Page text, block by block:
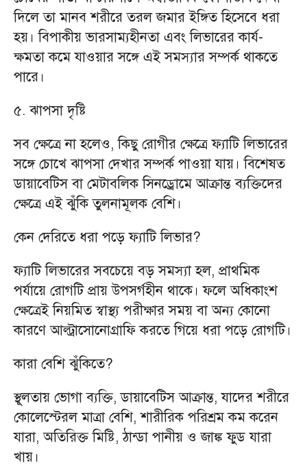
দিলে তা মানব শরীরে তরল জমার ইঙ্গিত হিসেবে ধরা
হয়। বিপাকীয় ভারসাম্যহীনতা এবং লিভারের কার্য-
ক্ষমতা কমে যাওয়ার সঙ্গে এই সমস্যার সম্পর্ক থাকতে
পারে।
৫. ঝাপসা দৃষ্টি
সব ক্ষেত্রে না হলেও, কিছু রোগীর ক্ষেত্রে ফ্যাটি লিভারের
সঙ্গে চোখে ঝাপসা দেখার সম্পর্ক পাওয়া যায়। বিশেষত
ডায়াবেটিস বা মেটাবলিক সিনড্রোমে আক্রান্ত ব্যক্তিদের
ক্ষেত্রে এই ঝুঁকি তুলনামূলক বেশি।
কেন দেরিতে ধরা পড়ে ফ্যাটি লিভার?
ফ্যাটি লিভারের সবচেয়ে বড় সমস্যা হল, প্রাথমিক
পর্যায়ে রোগটি প্রায় উপসর্গহীন থাকে। ফলে অধিকাংশ
ক্ষেত্রেই নিয়মিত স্বাস্থ্য পরীক্ষার সময় বা অন্য কোনো
কারণে আল্ট্রাসোনোগ্রাফি করতে গিয়ে ধরা পড়ে রোগটি।
কারা বেশি ঝুঁকিতে?
স্থূলতায় ভোগা ব্যক্তি, ডায়াবেটিস আক্রান্ত, যাদের শরীরে
কোলেস্টেরল মাত্রা বেশি, শারীরিক পরিশ্রম কম করেন
যারা, অতিরিক্ত মিষ্টি, ঠান্ডা পানীয় ও জাঙ্ক ফুড যারা
খায়।